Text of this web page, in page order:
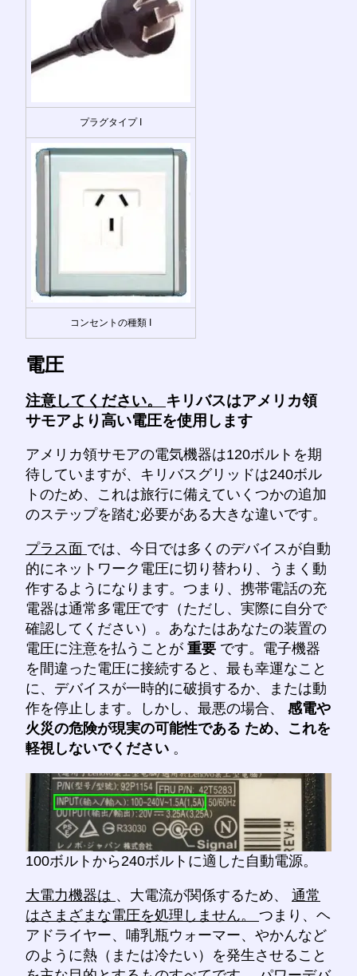
プラグタイプ I
コンセントの種類 I
電圧
注意してください。 キリバスはアメリカ領
サモアより高い電圧を使用します
アメリカ領サモアの電気機器は120ボルトを期
待していますが、キリバスグリッドは240ボル
トのため、これは旅行に備えていくつかの追加
のステップを踏む必要がある大きな違いです。
プラス面 では、今日では多くのデバイスが自動
的にネットワーク電圧に切り替わり、うまく動
作するようになります。つまり、携帯電話の充
電器は通常多電圧です（ただし、実際に自分で
確認してください）。あなたはあなたの装置の
電圧に注意を払うことが 重要 です。電子機器
を間違った電圧に接続すると、最も幸運なこと
に、デバイスが一時的に破損するか、または動
作を停止します。しかし、最悪の場合、 感電や
火災の危険が現実の可能性である ため、これを
軽視しないでください 。
100ボルトから240ボルトに適した自動電源。
大電力機器は 、大電流が関係するため、 通常
はさまざまな電圧を処理しません。 つまり、ヘ
アドライヤー、哺乳瓶ウォーマー、やかんなど
のように熱（または冷たい）を発生させること